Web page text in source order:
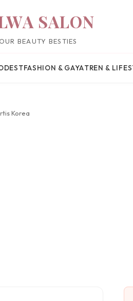
SALON
BEAUTY BESTIES
FASHION & GAYATREN &
Korea